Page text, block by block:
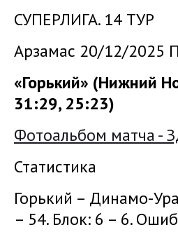
СУПЕРЛИГА. 14 ТУР
Арзамас 20/12/2025
«Горький» (Нижний
31:29, 25:23)
Фотоальбом матча -
Статистика
Горький – Динамо-
– 54. Блок: 6 – 6.